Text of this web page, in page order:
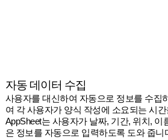
자동 데이터 수집
사용자를 대신하여 자동으로 정보를 수집
여 각 사용자가 양식 작성에 소요되는 시
AppSheet는 사용자가 날짜, 기간, 위치, 이
은 정보를 자동으로 입력하도록 도와 줍니